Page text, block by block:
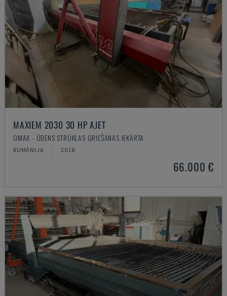
MAXIEM 2030 30 HP AJET
OMAX - ŪDENS STRŪKLAS GRIEŠANAS IEKĀRTA
RUMĀNIJA 2018
66.000 €